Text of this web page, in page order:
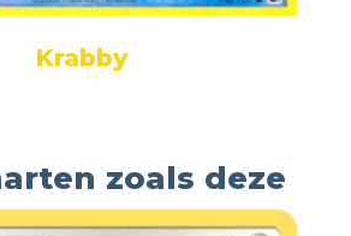
Krabby
zoals deze